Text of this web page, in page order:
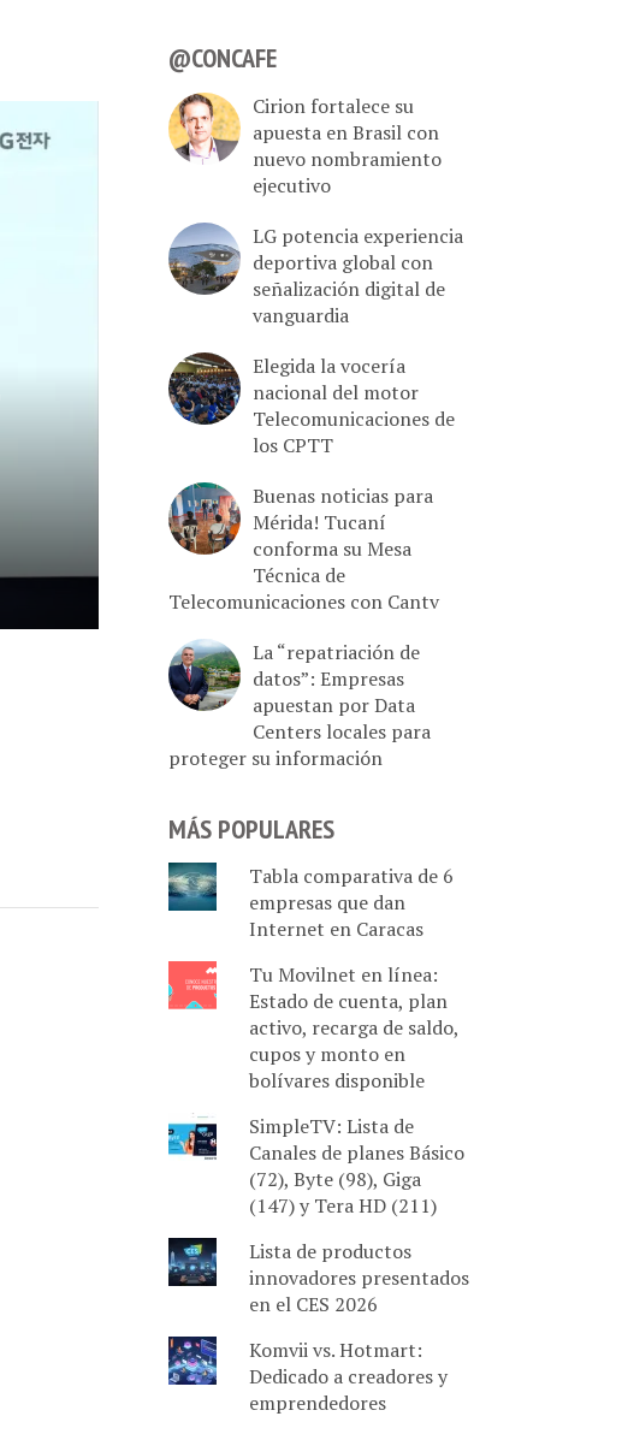
@CONCAFE
Cirion fortalece su
apuesta en Brasil con
nuevo nombramiento
ejecutivo
LG potencia experiencia
deportiva global con
señalización digital de
vanguardia
Elegida la vocería
nacional del motor
Telecomunicaciones de
los CPTT
Buenas noticias para
Mérida! Tucaní
conforma su Mesa
Técnica de
Telecomunicaciones con Cantv
La “repatriación de
datos”: Empresas
apuestan por Data
Centers locales para
proteger su información
MÁS POPULARES
Tabla comparativa de 6
empresas que dan
Internet en Caracas
Tu Movilnet en línea:
Estado de cuenta, plan
activo, recarga de saldo,
cupos y monto en
bolívares disponible
SimpleTV: Lista de
Canales de planes Básico
(72), Byte (98), Giga
(147) y Tera HD (211)
Lista de productos
innovadores presentados
en el CES 2026
Komvii vs. Hotmart:
Dedicado a creadores y
emprendedores